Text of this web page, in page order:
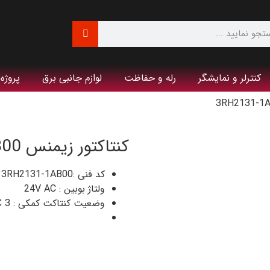
کنترلر و نمایشگر رله و حفاظت لوازم جانبی برق
کنتاکتور زیمنس 3RH2131-1AB00
کد فنی :3RH2131-1AB00
ولتاژ بوبین : 24V AC
وضعیت کنتاکت کمکی : 3 NO + 1 NC